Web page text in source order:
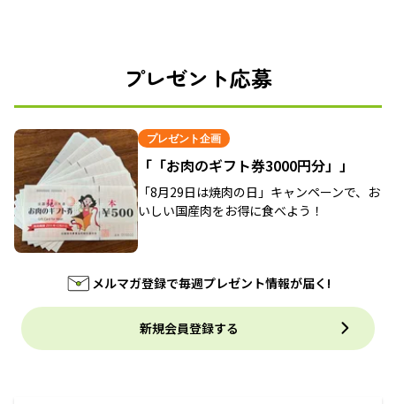
プレゼント応募
プレゼント企画
「「お肉のギフト券3000円分」」
「8月29日は焼肉の日」キャンペーンで、お
いしい国産肉をお得に食べよう！
メルマガ登録で毎週プレゼント情報が届く!
新規会員登録する